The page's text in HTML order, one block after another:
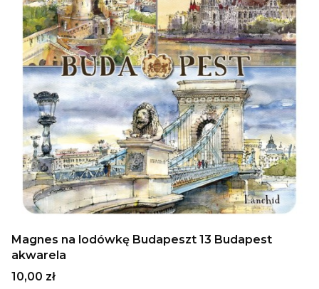
Magnes na lodówkę Budapeszt 13 Budapest
akwarela
Cena
10,00 zł